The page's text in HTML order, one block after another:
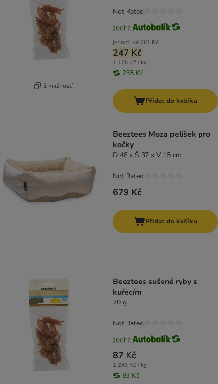
3 možností
jednotlivě 261 Kč
247 Kč
1 176 Kč / kg
235 Kč
Not Rated
Přidat do košíku
Beeztees Moza pelíšek pro
kočky
D 48 x Š 37 x V 15 cm
679 Kč
Not Rated
Přidat do košíku
Beeztees sušené ryby s
kuřecím
70 g
87 Kč
1 243 Kč / kg
83 Kč
Not Rated